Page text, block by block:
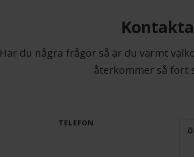
Har du några frågor så är du varmt
återkommer så fort
TELEFON